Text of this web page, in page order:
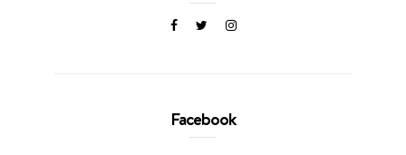
Facebook